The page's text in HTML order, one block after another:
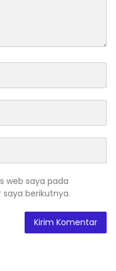
web saya pada
berikutnya.